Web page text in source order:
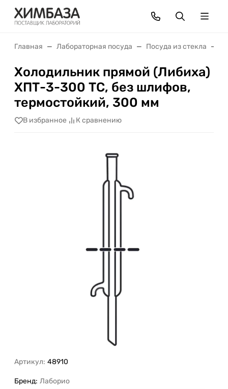
Главная Лабораторная посуда Посуда из стекла
Холодильник прямой (Либиха)
ХПТ-3-300 ТС, без шлифов,
термостойкий, 300 мм
В избранное К сравнению
Артикул: 48910
Бренд: Лаборио